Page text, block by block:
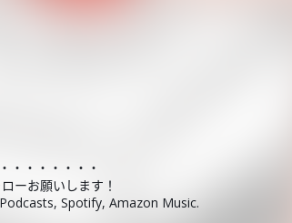
・・・・・・・
ーお願いします！
Spotify, Amazon Music.